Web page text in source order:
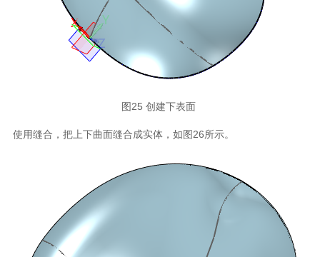
图25 创建下表面
使用缝合，把上下曲面缝合成实体，如图26所示。